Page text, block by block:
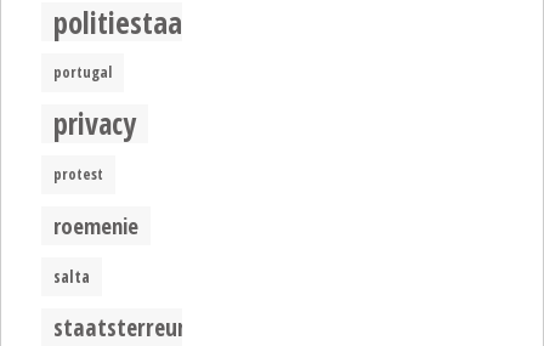
politiestaat
portugal
privacy
protest
roemenie
salta
staatsterreur